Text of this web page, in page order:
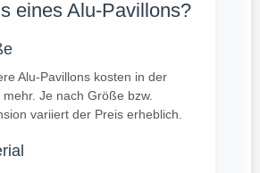
eines Alu-Pavillons?
Alu-Pavillons kosten in der
mehr. Je nach Größe bzw.
variiert der Preis erheblich.